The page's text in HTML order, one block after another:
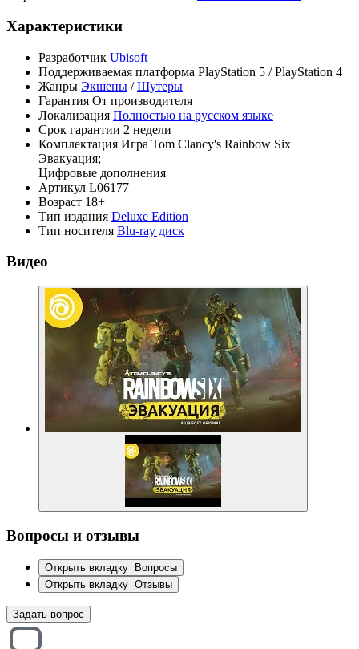
Характеристики
Разработчик Ubisoft
Поддерживаемая платформа PlayStation 5 / PlayStation 4
Жанры Экшены /Шутеры
Гарантия От производителя
Локализация Полностью на русском языке
Срок гарантии 2 недели
Комплектация Игра Tom Clancy's Rainbow Six
Эвакуация;
Цифровые дополнения
Артикул L06177
Возраст 18+
Тип издания Deluxe Edition
Тип носителя Blu-ray диск
Видео
Вопросы и отзывы
Открыть вкладку
Вопросы
Открыть вкладку Отзывы
Задать вопрос